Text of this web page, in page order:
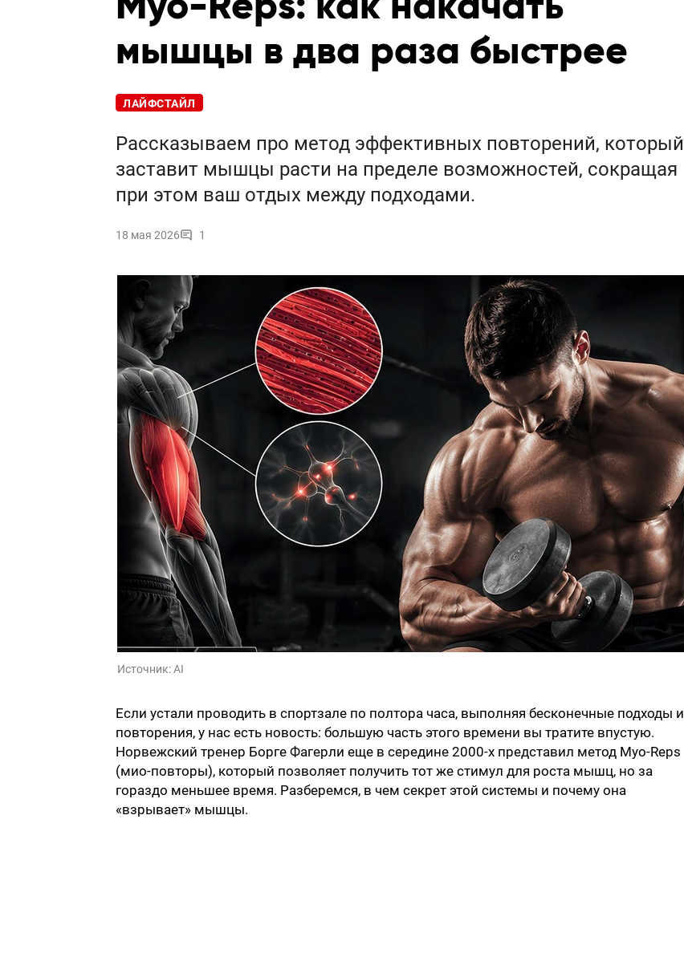
мышцы в два раза быстрее
ЛАЙФСТАЙЛ
Рассказываем про метод эффективных повторений, который
заставит мышцы расти на пределе возможностей, сокращая
при этом ваш отдых между подходами.
18 мая 2026 1
Источник:AI
Если устали проводить в спортзале по полтора часа, выполняя бесконечные подходы и
повторения, у нас есть новость: большую часть этого времени вы тратите впустую.
Норвежский тренер Борге Фагерли еще в середине 2000-х представил метод Myo-Reps
(мио-повторы), который позволяет получить тот же стимул для роста мышц, но за
гораздо меньшее время. Разберемся, в чем секрет этой системы и почему она
«взрывает» мышцы.